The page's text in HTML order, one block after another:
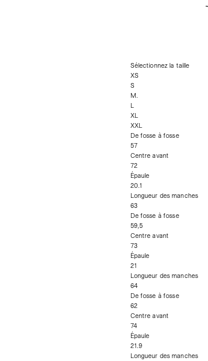
Sélectionnez la taille
XS
S
M.
L
XL
XXL
De fosse à fosse
57
Centre avant
72
Épaule
20.1
Longueur des manches
63
De fosse à fosse
59,5
Centre avant
73
Épaule
21
Longueur des manches
64
De fosse à fosse
62
Centre avant
74
Épaule
21.9
Longueur des manches